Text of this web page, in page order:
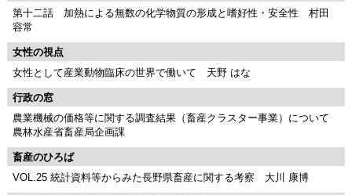
第十二話 加熱による無数の化学物質の形成と嗜好性・安全性 村田
容常
女性の視点
女性として産業動物臨床の世界で働いて 天野 はな
行政の窓
農業機械の価格等に関する調査結果（畜産クラスター事業）について
農林水産省畜産局企画課
畜産のひろば
VOL.25 統計資料等からみた長野県畜産に関する考察 大川 康博